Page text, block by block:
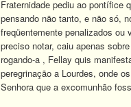
Fraternidade pediu ao pontífice
pensando não tanto, e não só,
freqüentemente penalizados
preciso notar, caiu apenas
rogando-a , Fellay quis
peregrinação a Lourdes, onde
Senhora que a excomunhão